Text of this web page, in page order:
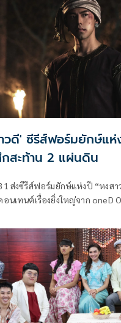
บบมาหรือไม่ ทำเอาช่องวันต้องอ
วดี' ซีรีส์ฟอร์มยักษ์แห่
สะท้าน 2 แผ่นดิน
ส่งซีรีส์ฟอร์มยักษ์แห่งปี “หงสาวดี
อนเทนต์เรื่องยิ่งใหญ่จาก oneD
ชาติ จะตัดขาดสายสัมพันธ์ของพี่
ยุทธหัตถีระหว่างสองแผ่นดินที่ยิ่
าสตร์